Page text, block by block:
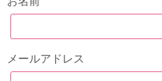
メールアドレス